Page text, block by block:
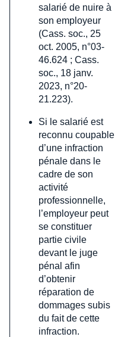
salarié de nuire à
son employeur
(Cass. soc., 25
oct. 2005, n°03-
46.624 ; Cass.
soc., 18 janv.
2023, n°20-
21.223).
Si le salarié est
reconnu coupable
d’une infraction
pénale dans le
cadre de son
activité
professionnelle,
l’employeur peut
se constituer
partie civile
devant le juge
pénal afin
d’obtenir
réparation de
dommages subis
du fait de cette
infraction.